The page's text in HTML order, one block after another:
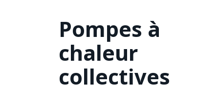
Pompes à
chaleur
collectives